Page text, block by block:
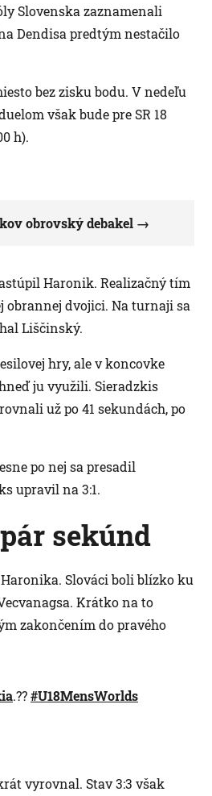
Slovenska zaznamenali
Dendisa predtým nestačilo
bez zisku bodu. V nedeľu
však bude pre SR 18
h).
obrovský debakel
Haronik. Realizačný tím
obrannej dvojici. Na turnaji sa
Liščinský.
hry, ale v koncovke
ju využili. Sieradzkis
už po 41 sekundách, po
po nej sa presadil
upravil na 3:1.
sekúnd
Slováci boli blízko ku
Krátko na to
zakončením do pravého
.??#U18MensWorlds
vyrovnal. Stav 3:3 však